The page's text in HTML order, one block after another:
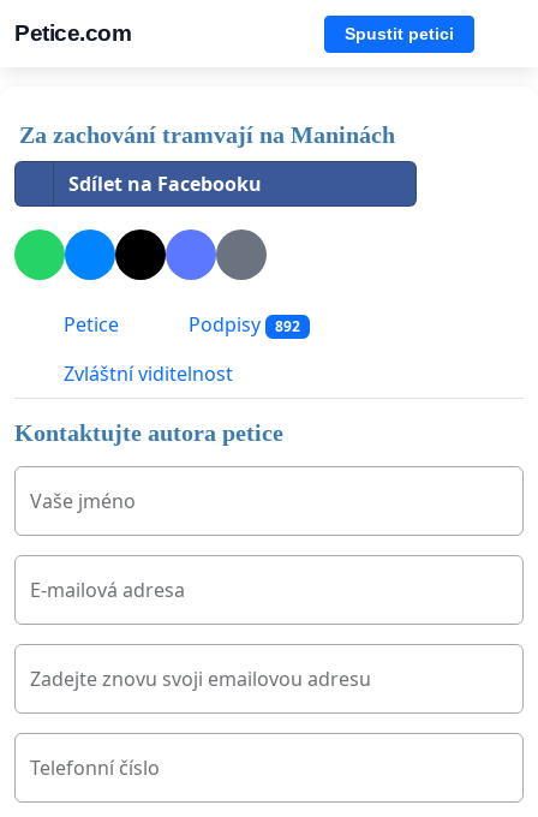
Petice.com Spustit petici
Za zachování tramvají na Maninách
Sdílet na Facebooku
Petice Podpisy 892
Zvláštní viditelnost
Kontaktujte autora petice
Vaše jméno
E-mailová adresa
Zadejte znovu svoji emailovou adresu
Telefonní číslo